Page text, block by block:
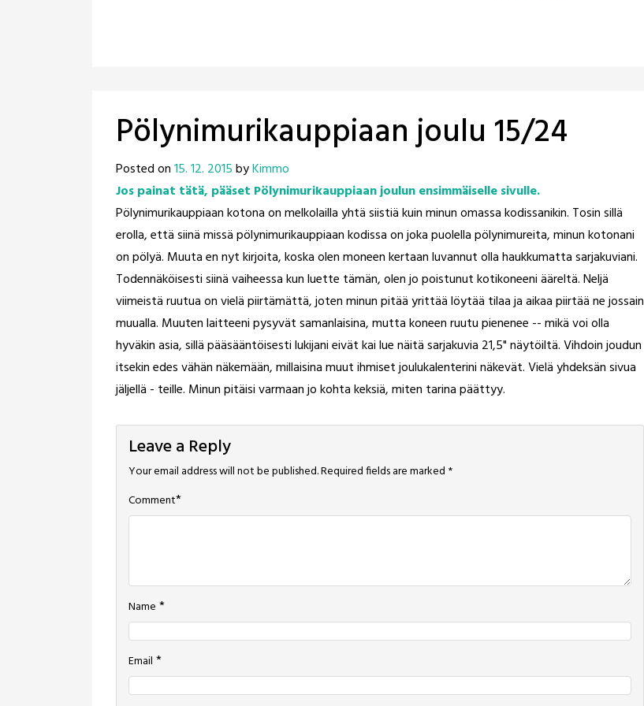
Pölynimurikauppiaan joulu 15/24
Posted on15. 12. 2015byKimmo
Jos painat tätä, pääset Pölynimurikauppiaan joulun ensimmäiselle sivulle.
Pölynimurikauppiaan kotona on melkolailla yhtä siistiä kuin minun omassa kodissanikin. Tosin sillä
erolla, että siinä missä pölynimurikauppiaan kodissa on joka puolella pölynimureita, minun kotonani
on pölyä. Muuta en nyt kirjoita, koska olen moneen kertaan luvannut olla haukkumatta sarjakuviani.
Todennäköisesti siinä vaiheessa kun luette tämän, olen jo poistunut kotikoneeni ääreltä. Neljä
viimeistä ruutua on vielä piirtämättä, joten minun pitää yrittää löytää tilaa ja aikaa piirtää ne jossain
muualla. Muuten laitteeni pysyvät samanlaisina, mutta koneen ruutu pienenee -- mikä voi olla
hyväkin asia, sillä pääsääntöisesti lukijani eivät kai lue näitä sarjakuvia 21,5" näytöiltä. Vihdoin joudun
itsekin edes vähän näkemään, millaisina muut ihmiset joulukalenterini näkevät. Vielä yhdeksän sivua
jäljellä - teille. Minun pitäisi varmaan jo kohta keksiä, miten tarina päättyy.
Leave a Reply
Your email address will not be published.Required fields are marked *
Comment*
Name *
Email *